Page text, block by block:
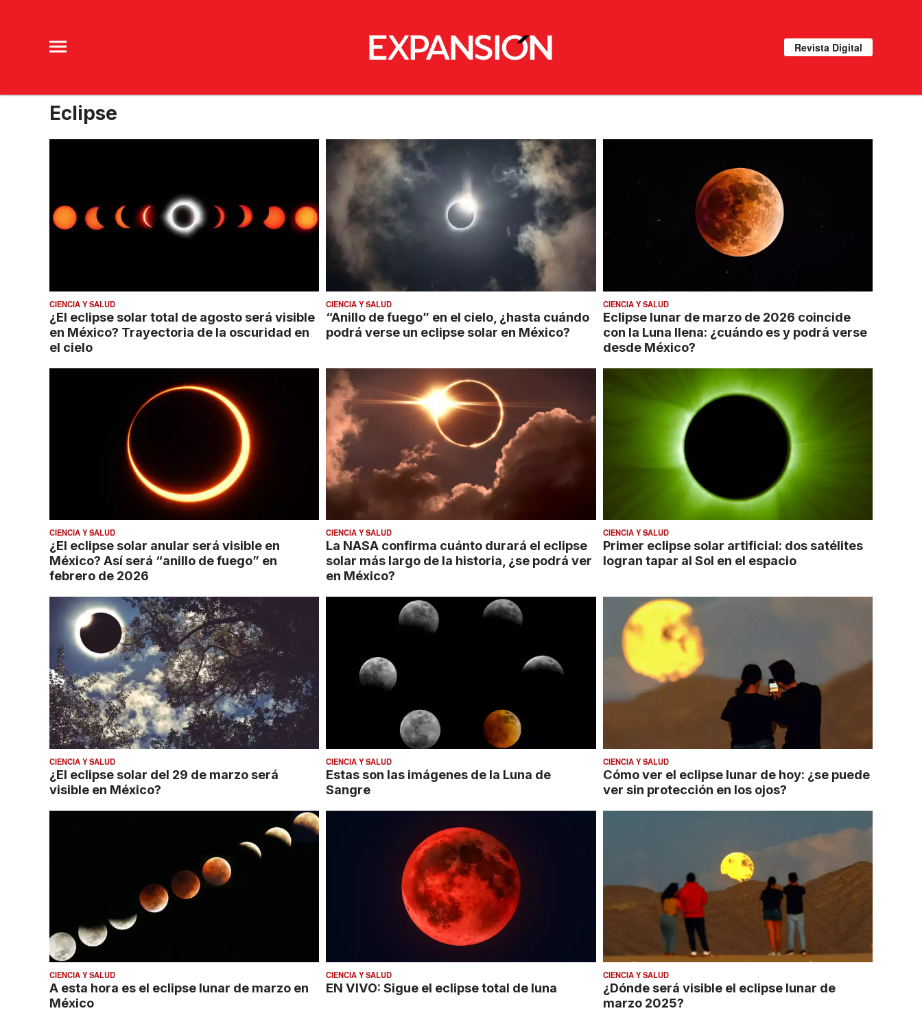
Revista Digital
Eclipse
CIENCIA Y SALUD
¿El eclipse solar total de agosto será visible
en México? Trayectoria de la oscuridad en
el cielo
CIENCIA Y SALUD
“Anillo de fuego” en el cielo, ¿hasta cuándo
podrá verse un eclipse solar en México?
CIENCIA Y SALUD
Eclipse lunar de marzo de 2026 coincide
con la Luna llena: ¿cuándo es y podrá verse
desde México?
CIENCIA Y SALUD
¿El eclipse solar anular será visible en
México? Así será “anillo de fuego” en
febrero de 2026
CIENCIA Y SALUD
La NASA confirma cuánto durará el eclipse
solar más largo de la historia, ¿se podrá ver
en México?
CIENCIA Y SALUD
Primer eclipse solar artificial: dos satélites
logran tapar al Sol en el espacio
CIENCIA Y SALUD
¿El eclipse solar del 29 de marzo será
visible en México?
CIENCIA Y SALUD
Estas son las imágenes de la Luna de
Sangre
CIENCIA Y SALUD
Cómo ver el eclipse lunar de hoy: ¿se puede
ver sin protección en los ojos?
CIENCIA Y SALUD
A esta hora es el eclipse lunar de marzo en
México
CIENCIA Y SALUD
EN VIVO: Sigue el eclipse total de luna
CIENCIA Y SALUD
¿Dónde será visible el eclipse lunar de
marzo 2025?